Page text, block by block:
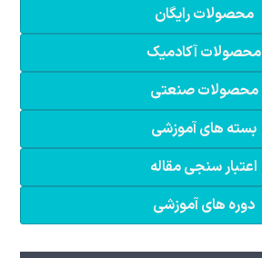
محصولات رایگان
محصولات آکادمیک
محصولات صنعتی
بسته های آموزشی
اعتبار سنجی مقاله
دوره های آموزشی